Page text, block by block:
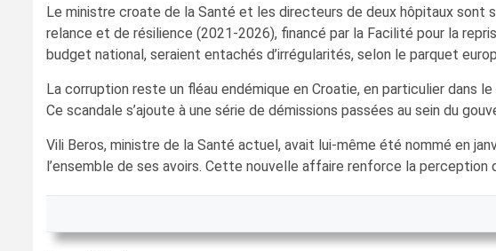
Le ministre croate de la Santé et les directeurs de deux hôpitaux sont
relance et de résilience (2021-2026), financé par la Facilité pour la
budget national, seraient entachés d’irrégularités, selon le parquet
La corruption reste un fléau endémique en Croatie, en particulier
Ce scandale s’ajoute à une série de démissions passées au sein du
Vili Beros, ministre de la Santé actuel, avait lui-même été nommé en
l’ensemble de ses avoirs. Cette nouvelle affaire renforce la